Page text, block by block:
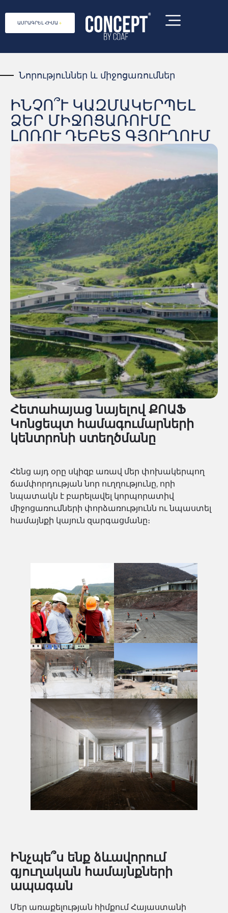
ՔՈԱՖ Կոնցեպտը սոցիալական
ձեռնարկություն է, որը գտնվում է
Հայաստանի Լոռու մարզում՝
Դեբետ 1, հասցեում։
ԱՄՐԱԳՐԵԼ ՀԻՄԱ
Նորություններ և միջոցառումներ
ԻՆՉՈ՞Ւ ԿԱԶՄԱԿԵՐՊԵԼ
ՁԵՐ ՄԻՋՈՑԱՌՈՒՄԸ
ԼՈՌՈՒ ԴԵԲԵՏ ԳՅՈՒՂՈՒՄ
Հետահայաց նայելով ՔՈԱՖ
Կոնցեպտ համագումարների
կենտրոնի ստեղծմանը
Հենց այդ օրը սկիզբ առավ մեր փոխակերպող
ճամփորդության նոր ուղղությունը, որի
նպատակն է բարելավել կորպորատիվ
միջոցառումների փորձառությունն ու նպաստել
համայնքի կայուն զարգացմանը։
Ինչպե՞ս ենք ձևավորում
գյուղական համայնքների
ապագան
Մեր առաքելության հիմքում Հայաստանի